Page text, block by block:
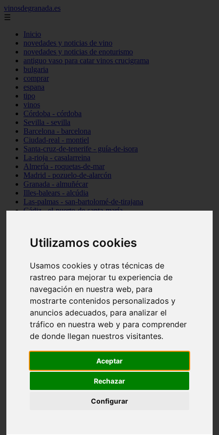
Utilizamos cookies
Usamos cookies y otras técnicas de
rastreo para mejorar tu experiencia de
navegación en nuestra web, para
mostrarte contenidos personalizados y
anuncios adecuados, para analizar el
tráfico en nuestra web y para comprender
de donde llegan nuestros visitantes.
Aceptar
Rechazar
Configurar
vinosdegranada.es
☰
Inicio
novedades y noticias de vino
novedades y noticias de enoturismo
antiguo vaso para catar vinos crucigrama
bulgaria
comprar
espana
tipo
vinos
Córdoba - córdoba
Sevilla - sevilla
Barcelona - barcelona
Ciudad-real - montiel
Santa-cruz-de-tenerife - guía-de-isora
La-rioja - casalarreina
Almería - roquetas-de-mar
Madrid - pozuelo-de-alarcón
Granada - almuñécar
Illes-balears - alcúdia
Las-palmas - san-bartolomé-de-tirajana
Cádiz - el-puerto-de-santa-maría
Santa-cruz-de-tenerife - los-llanos-de-aridane
Cantabria - suances
Granada - monachil
Huesca - isábena
Huesca - alquézar
Huesca - castejón-de-sos
Sevilla - marinaleda
Córdoba - almedinilla
Navarra - zangoza
Cantabria - arenas-de-iguña
Barcelona - la-pobla-de-lillet
Las-palmas - yaiza
Valladolid - fuensaldaña